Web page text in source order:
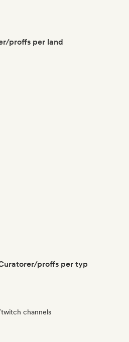
proffs per land
proffs per typ
channels